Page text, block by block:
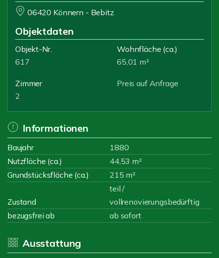
06420 Könnern - Bebitz
Objektdaten
Objekt-Nr.
617
Wohnfläche (ca.)
65,01 m²
Zimmer
2
Preis auf Anfrage
Informationen
Baujahr
1880
Nutzfläche (ca.)
44,53 m²
Grundstücksfläche (ca.)
215 m²
Zustand
teil /
vollrenovierungsbedürftig
bezugsfrei ab
ab sofort
Ausstattung